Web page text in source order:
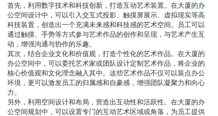
首先，利用数字技术和科技创新，打造互动艺术装置。在大厦的办
公空间设计中，可以引入交互式投影、触摸屏展示、虚拟现实等高
科技装置，创造出一个充满未来感和科技感的艺术空间。员工可以
通过触摸、手势等方式参与艺术作品的创作和呈现，与艺术产生互
动，增强沟通与协作的乐趣。
其次，结合企业文化和价值观，打造个性化的艺术作品。在大厦的
办公空间中，可以委托艺术家或团队设计定制艺术作品，将企业的
核心价值观和文化理念融入其中。这些艺术作品不仅可以装点办公
环境，更可以激发员工的归属感和自豪感，增强团队凝聚力和向心
力。
另外，利用空间设计和布局，营造出互动性和活跃性。在大厦的办
公空间规划中，可以设置专门的互动艺术区域或角落，为员工提供